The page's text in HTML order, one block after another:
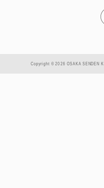
Copyright © 2026 OSAKA SENDEN